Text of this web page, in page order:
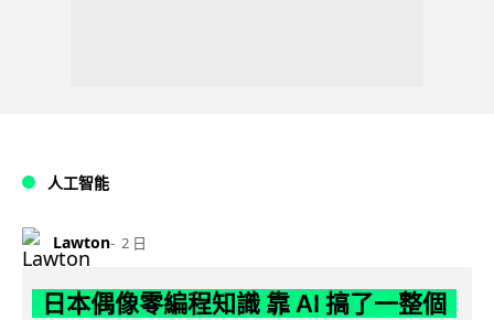
人工智能
Lawton 2 日
日本偶像零編程知識 靠 AI 搞了一整個